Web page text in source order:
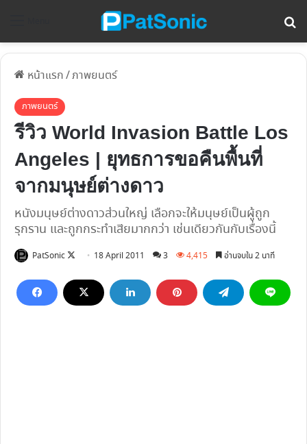
หน้าแรก/ภาพยนตร์
ภาพยนตร์
รีวิว World Invasion Battle Los
Angeles | ยุทธการขอคืนพื้นที่
จากมนุษย์ต่างดาว
หนังมนุษย์ต่างดาวส่วนใหญ่ เลือกจะให้มนุษย์เป็นผู้ถูก
รุกราน และถูกกระทำเสียมากกว่า เช่นเดียวกันกับเรื่องนี้
PatSonic
Follow18 April 2011 3 4,415 อ่านจบใน 2 นาที